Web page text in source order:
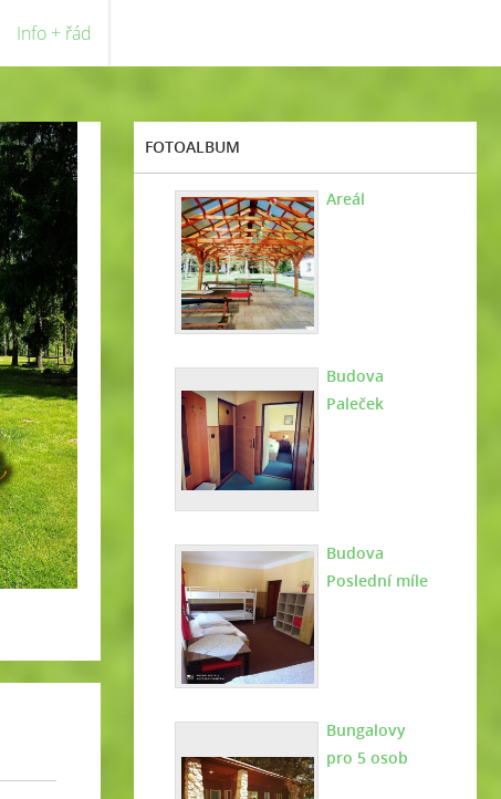
Info + řád
FOTOALBUM
Areál
Budova
Paleček
Budova
Poslední míle
Bungalovy
pro 5 osob